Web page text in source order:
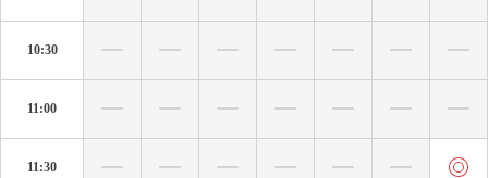
10:30
11:00
11:30